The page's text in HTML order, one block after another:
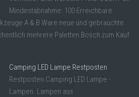
Mindestabnahme: 100 Erreichbare
A & B Ware neue und gebrauchte
mehrere Paletten Bosch zum Kauf
Camping LED Lampe Restposten
Restposten Camping LED Lampe -
Lampen. Lampen aus